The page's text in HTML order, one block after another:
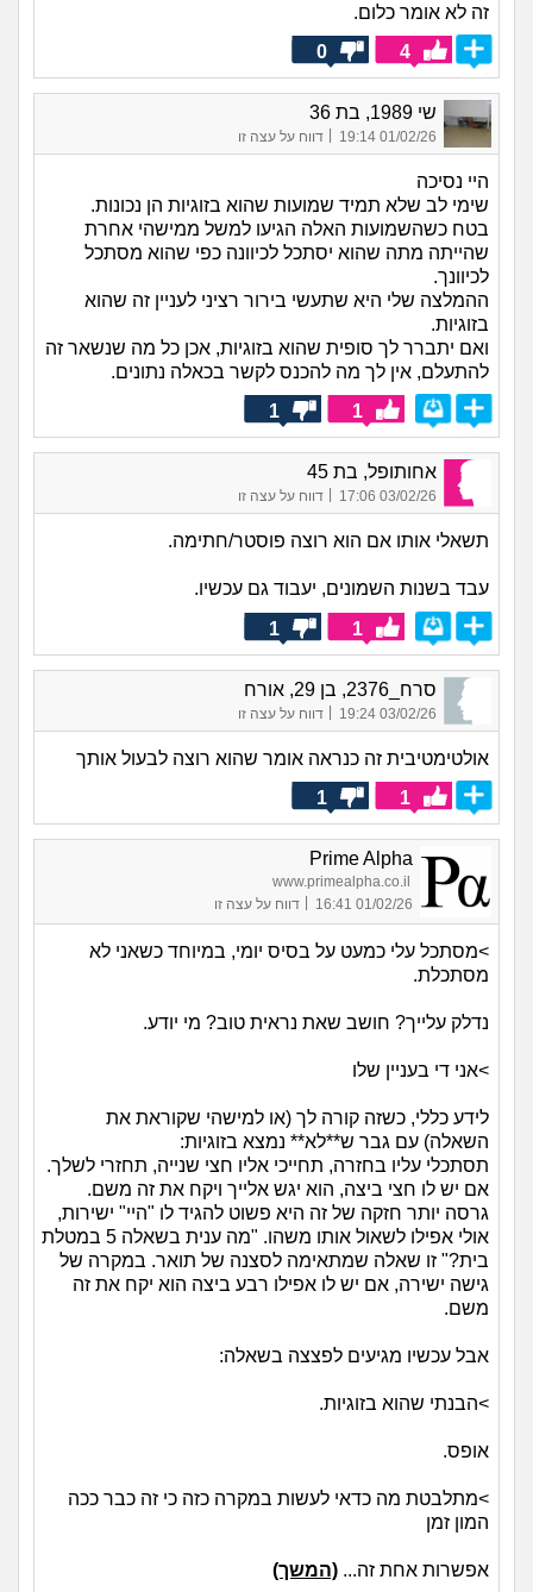
זה לא אומר כלום.
4
0
שי 1989, בת 36
01/02/26 19:14 דווח על עצה זו
היי נסיכה
שימי לב שלא תמיד שמועות שהוא בזוגיות הן נכונות.
בטח כשהשמועות האלה הגיעו למשל ממישהי אחרת
שהייתה מתה שהוא יסתכל לכיוונה כפי שהוא מסתכל
לכיוונך.
ההמלצה שלי היא שתעשי בירור רציני לעניין זה שהוא
בזוגיות.
ואם יתברר לך סופית שהוא בזוגיות, אכן כל מה שנשאר זה
להתעלם, אין לך מה להכנס לקשר בכאלה נתונים.
1
1
אחותופל, בת 45
03/02/26 17:06 דווח על עצה זו
תשאלי אותו אם הוא רוצה פוסטר/חתימה.
עבד בשנות השמונים, יעבוד גם עכשיו.
1
1
סרח_2376, בן 29, אורח
03/02/26 19:24
| דווח על עצה זו
אולטימטיבית זה כנראה אומר שהוא רוצה לבעול אותך
1
1
Prime Alpha
www.primealpha.co.il
01/02/26 16:41
| דווח על עצה זו
>מסתכל עלי כמעט על בסיס יומי, במיוחד כשאני לא
מסתכלת.
נדלק עלייך? חושב שאת נראית טוב? מי יודע.
>אני די בעניין שלו
לידע כללי, כשזה קורה לך (או למישהי שקוראת את
השאלה) עם גבר ש**לא** נמצא בזוגיות:
תסתכלי עליו בחזרה, תחייכי אליו חצי שנייה, תחזרי לשלך.
אם יש לו חצי ביצה, הוא יגש אלייך ויקח את זה משם.
גרסה יותר חזקה של זה היא פשוט להגיד לו "היי" ישירות,
אולי אפילו לשאול אותו משהו. "מה ענית בשאלה 5 במטלת
בית?" זו שאלה שמתאימה לסצנה של תואר. במקרה של
גישה ישירה, אם יש לו אפילו רבע ביצה הוא יקח את זה
משם.
אבל עכשיו מגיעים לפצצה בשאלה:
>הבנתי שהוא בזוגיות.
אופס.
>מתלבטת מה כדאי לעשות במקרה כזה כי זה כבר ככה
המון זמן
אפשרות אחת זה... (המשך)